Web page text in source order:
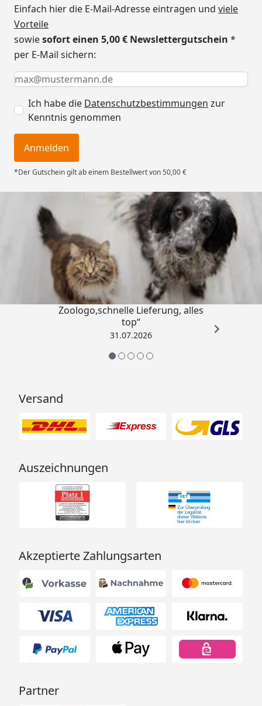
Einfach hier die E-Mail-Adresse eintragen und viele
Vorteile
sowiesofort einen 5,00 € Newslettergutschein *
per E-Mail sichern:
Keine Eingabe erforderlich
Eingabe erforderlich
E-Mail *
Ich habe die Datenschutzbestimmungen zur
Kenntnis genommen
Anmelden
*Der Gutschein gilt ab einem Bestellwert von 50,00 €
Trusted Shops
4,73/ 5
„Gute Erfahrung mit
Zoologo,schnelle Lieferung, alles
top“
31.07.2026
Versand
Auszeichnungen
Akzeptierte Zahlungsarten
Partner